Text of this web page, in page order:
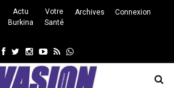
Actu
Burkina
Votre
Santé
Archives Connexion
Facebook
Twitter
Instagram
Youtube
RssWhatsapp